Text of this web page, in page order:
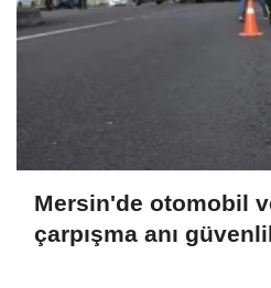
Mersin'de otomobil
çarpışma anı